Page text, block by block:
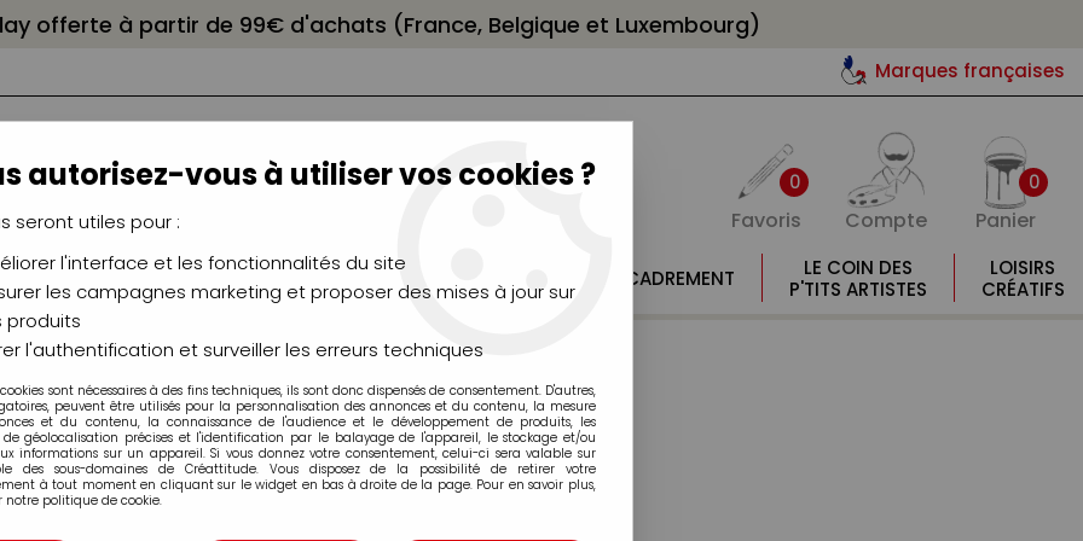
offerte à partir de 99€ d'achats (France, Belgique et Luxembourg)
Marques françaises
0
Favoris Compte
0
Panier
CHÂSSIS
CHEVALETS
AÉROGRAPHIE
MODÉLISME
MOULAGE
ENCADREMENT
LE COIN DES
P'TITS ARTISTES
LOISIRS
CRÉATIFS
Kolinsky
RAPHAEL Martre Kolinsky
autorisez-vous à utiliser vos cookies ?
seront utiles pour :
l'interface et les fonctionnalités du site
les campagnes marketing et proposer des mises à jour sur
produits
l'authentification et surveiller les erreurs techniques
sont nécessaires à des fins techniques, ils sont donc dispensés de consentement. D'autres,
peuvent être utilisés pour la personnalisation des annonces et du contenu, la mesure
et du contenu, la connaissance de l'audience et le développement de produits, les
de géolocalisation précises et l'identification par le balayage de l'appareil, le stockage et/ou
informations sur un appareil. Si vous donnez votre consentement, celui-ci sera valable sur
des sous-domaines de Créattitude. Vous disposez de la possibilité de retirer votre
à tout moment en cliquant sur le widget en bas à droite de la page. Pour en savoir plus,
notre politique de cookie.